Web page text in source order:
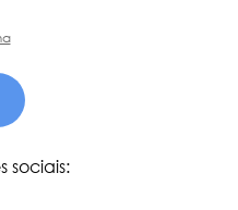
sociais: